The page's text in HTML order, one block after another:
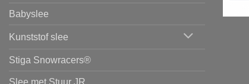
Babyslee
Kunststof slee
Stiga Snowracers®
Slee met Stuur JR